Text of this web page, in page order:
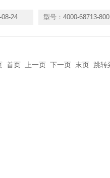
08-24 型号： 4000-68713-8000001
首页 上一页 下一页 末页 跳转